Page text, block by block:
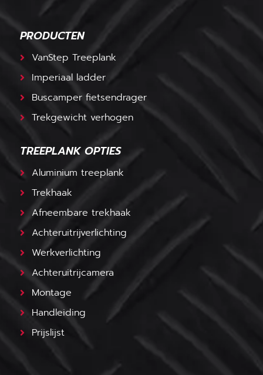
PRODUCTEN
VanStep Treeplank
Imperiaal ladder
Buscamper fietsendrager
Trekgewicht verhogen
TREEPLANK OPTIES
Aluminium treeplank
Trekhaak
Afneembare trekhaak
Achteruitrijverlichting
Werkverlichting
Achteruitrijcamera
Montage
Handleiding
Prijslijst